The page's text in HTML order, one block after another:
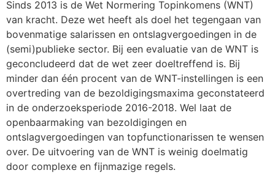
Sinds 2013 is de Wet Normering Topinkomens (WNT)
van kracht. Deze wet heeft als doel het tegengaan van
bovenmatige salarissen en ontslagvergoedingen in de
(semi)publieke sector. Bij een evaluatie van de WNT is
geconcludeerd dat de wet zeer doeltreffend is. Bij
minder dan één procent van de WNT-instellingen is een
overtreding van de bezoldigingsmaxima geconstateerd
in de onderzoeksperiode 2016-2018. Wel laat de
openbaarmaking van bezoldigingen en
ontslagvergoedingen van topfunctionarissen te wensen
over. De uitvoering van de WNT is weinig doelmatig
door complexe en fijnmazige regels.